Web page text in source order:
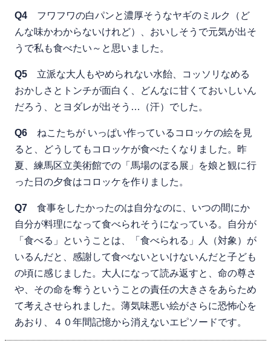
Q4 フワフワの白パンと濃厚そうなヤギのミルク（ど
んな味かわからないけれど）、おいしそうで元気が出そ
うで私も食べたい～と思いました。
Q5 立派な大人もやめられない水飴、コッソリなめる
おかしさとトンチが面白く、どんなに甘くておいしいん
だろう、とヨダレが出そう…（汗）でした。
Q6 ねこたちが いっぱい作っているコロッケの絵を見
ると、どうしてもコロッケが食べたくなりました。昨
夏、練馬区立美術館での「馬場のぼる展」を娘と観に行
った日の夕食はコロッケを作りました。
Q7 食事をしたかったのは自分なのに、いつの間にか
自分が料理になって食べられそうになっている。自分が
「食べる」ということは、「食べられる」人（対象）が
いるんだと、感謝して食べないといけないんだと子ども
の頃に感じました。大人になって読み返すと、命の尊さ
や、その命を奪うということの責任の大きさをあらため
て考えさせられました。薄気味悪い絵がさらに恐怖心を
あおり、４０年間記憶から消えないエピソードです。